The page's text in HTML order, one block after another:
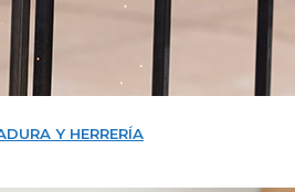
Y HERRERÍA